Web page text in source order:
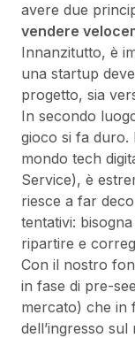
avere due
vendere
Innanzitutto, è
una startup
progetto, sia
In secondo
gioco si fa duro.
mondo tech
Service), è
riesce a far
tentativi:
ripartire e
Con il nostro
in fase di pre-
mercato) che in
dell’ingresso